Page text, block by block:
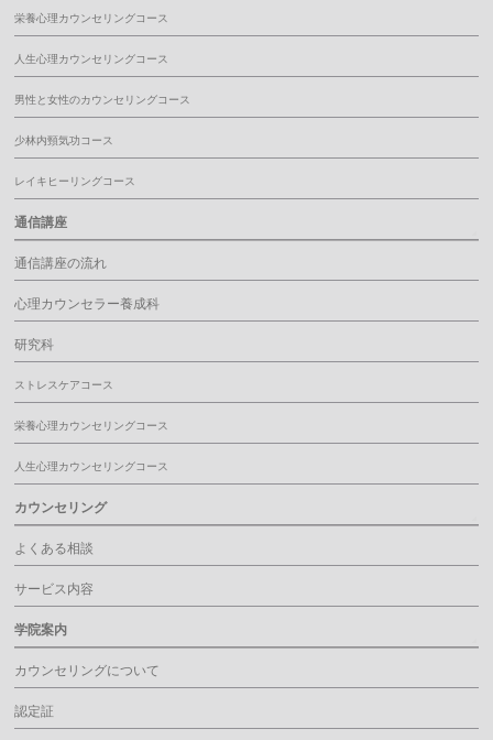
栄養心理カウンセリングコース
人生心理カウンセリングコース
男性と女性のカウンセリングコース
少林内頸気功コース
レイキヒーリングコース
通信講座
通信講座の流れ
心理カウンセラー養成科
研究科
ストレスケアコース
栄養心理カウンセリングコース
人生心理カウンセリングコース
カウンセリング
よくある相談
サービス内容
学院案内
カウンセリングについて
認定証